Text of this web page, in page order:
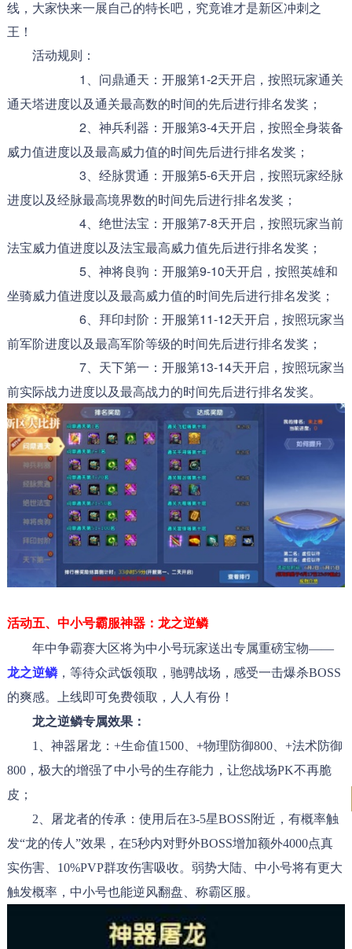
线，大家快来一展自己的特长吧，究竟谁才是新区冲刺之
王！
活动规则：
1、问鼎通天：开服第1-2天开启，按照玩家通关
通天塔进度以及通关最高数的时间的先后进行排名发奖；
2、神兵利器：开服第3-4天开启，按照全身装备
威力值进度以及最高威力值的时间先后进行排名发奖；
3、经脉贯通：开服第5-6天开启，按照玩家经脉
进度以及经脉最高境界数的时间先后进行排名发奖；
4、绝世法宝：开服第7-8天开启，按照玩家当前
法宝威力值进度以及法宝最高威力值先后进行排名发奖；
5、神将良驹：开服第9-10天开启，按照英雄和
坐骑威力值进度以及最高威力值的时间先后进行排名发奖；
6、拜印封阶：开服第11-12天开启，按照玩家当
前军阶进度以及最高军阶等级的时间先后进行排名发奖；
7、天下第一：开服第13-14天开启，按照玩家当
前实际战力进度以及最高战力的时间先后进行排名发奖。
活动五、中小号霸服神器：龙之逆鳞
年中争霸赛大区将为中小号玩家送出专属重磅宝物——
龙之逆鳞，等待众武饭领取，驰骋战场，感受一击爆杀BOSS
的爽感。上线即可免费领取，人人有份！
龙之逆鳞专属效果：
1、神器屠龙：+生命值1500、+物理防御800、+法术防御
800，极大的增强了中小号的生存能力，让您战场PK不再脆
皮；
2、屠龙者的传承：使用后在3-5星BOSS附近，有概率触
发“龙的传人”效果，在5秒内对野外BOSS增加额外4000点真
实伤害、10%PVP群攻伤害吸收。弱势大陆、中小号将有更大
触发概率，中小号也能逆风翻盘、称霸区服。